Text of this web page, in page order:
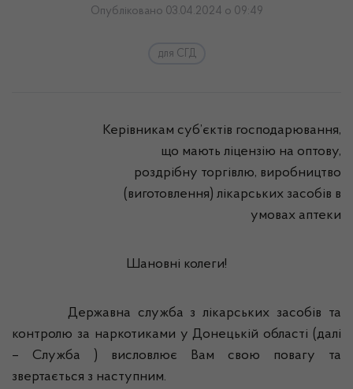
Опубліковано 03.04.2024 о 09:49
для СГД
Керівникам суб’єктів господарювання,
що мають ліцензію на оптову,
роздрібну торгівлю, виробництво
(виготовлення) лікарських засобів в
умовах аптеки
Шановні колеги!
Державна служба з лікарських засобів та
контролю за наркотиками у Донецькій області (далі
– Служба ) висловлює Вам свою повагу та
звертається з наступним.